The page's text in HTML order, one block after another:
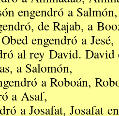
engendró a Salmón,
de Rajab, a
engendró a Jesé,
al rey David. David
a Salomón,
a Roboán,
a Asaf,
a Josafat, Josafat